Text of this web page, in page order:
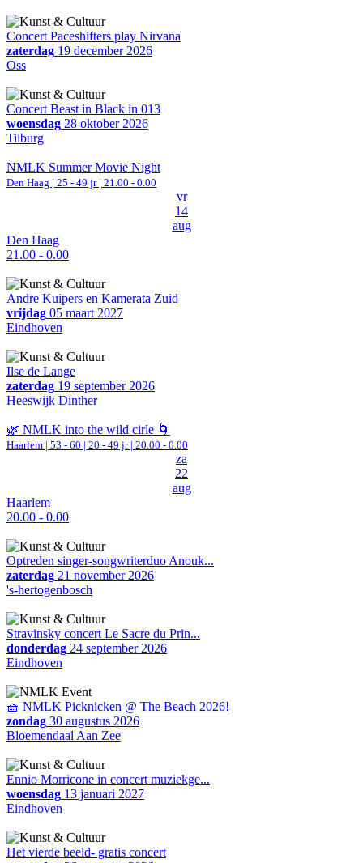
Concert Paceshifters play Nirvana
zaterdag 19 december 2026
Oss
Concert Beast in Black in 013
woensdag 28 oktober 2026
Tilburg
NMLK Summer Movie Night
Den Haag | 25 - 49 jr | 21.00 - 0.00
vr
14
aug
Den Haag
21.00 - 0.00
Andre Kuipers en Kamerata Zuid
vrijdag 05 maart 2027
Eindhoven
Ilse de Lange
zaterdag 19 september 2026
Heeswijk Dinther
🌿 NMLK into the wild cirle 🌀
Haarlem | 53 - 60 | 20 - 49 jr | 20.00 - 0.00
za
22
aug
Haarlem
20.00 - 0.00
Optreden singer-songwriterduo Anouk...
zaterdag 21 november 2026
's-hertogenbosch
Stravinsky concert Le Sacre du Prin...
donderdag 24 september 2026
Eindhoven
🧺 NMLK Picknicken @ The Beach 2026!
zondag 30 augustus 2026
Bloemendaal Aan Zee
Ennio Morricone in concert muziekge...
woensdag 13 januari 2027
Eindhoven
Het vierde beeld- gratis concert